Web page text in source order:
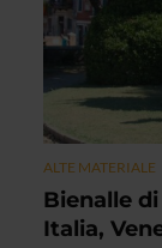
ALTE MATERIALE
Bienalle
Italia,